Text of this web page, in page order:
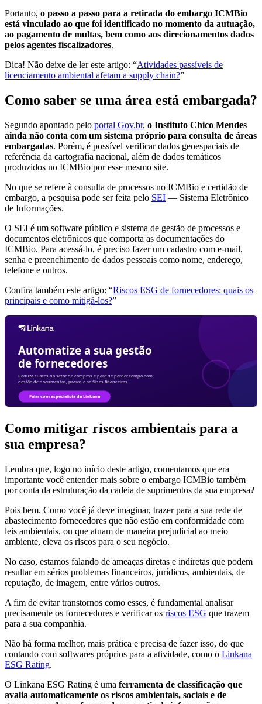
Portanto, o passo a passo para a retirada do embargo ICMBio
está vinculado ao que foi identificado no momento da autuação,
ao pagamento de multas, bem como aos direcionamentos dados
pelos agentes fiscalizadores.
Dica! Não deixe de ler este artigo: “​​Atividades passíveis de
licenciamento ambiental afetam a supply chain?”
Como saber se uma área está embargada?
Segundo apontado pelo portal Gov.br, o Instituto Chico Mendes
ainda não conta com um sistema próprio para consulta de áreas
embargadas. Porém, é possível verificar dados geoespaciais de
referência da cartografia nacional, além de dados temáticos
produzidos no ICMBio por esse mesmo site.
No que se refere à consulta de processos no ICMBio e certidão de
embargo, a pesquisa pode ser feita pelo SEI — Sistema Eletrônico
de Informações.
O SEI é um software público e sistema de gestão de processos e
documentos eletrônicos que comporta as documentações do
ICMBio. Para acessá-lo, é preciso fazer um cadastro com e-mail,
senha e preenchimento de dados pessoais como nome, endereço,
telefone e outros.
Confira também este artigo: “Riscos ESG de fornecedores: quais os
principais e como mitigá-los?”
Como mitigar riscos ambientais para a
sua empresa?
Lembra que, logo no início deste artigo, comentamos que era
importante você entender mais sobre o embargo ICMBio também
por conta da estruturação da cadeia de suprimentos da sua empresa?
Pois bem. Como você já deve imaginar, trazer para a sua rede de
abastecimento fornecedores que não estão em conformidade com
leis ambientais, ou que atuam de maneira prejudicial ao meio
ambiente, eleva os riscos para o seu negócio.
No caso, estamos falando de ameaças diretas e indiretas que podem
resultar em sérios problemas financeiros, jurídicos, ambientais, de
reputação, de imagem, entre vários outros.
A fim de evitar transtornos como esses, é fundamental analisar
precisamente os fornecedores e verificar os riscos ESG que trazem
para a sua companhia.
Não há forma melhor, mais prática e precisa de fazer isso, do que
contando com softwares próprios para a atividade, como o Linkana
ESG Rating.
O Linkana ESG Rating é uma ferramenta de classificação que
avalia automaticamente os riscos ambientais, sociais e de